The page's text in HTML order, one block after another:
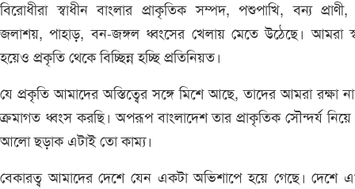
বিরোধীরা স্বাধীন বাংলার প্রাকৃতিক সম্পদ, পশুপাখি, বন্য
জলাশয়, পাহাড়, বন-জঙ্গল ধ্বংসের খেলায় মেতে উঠেছে। আমরা
হয়েও প্রকৃতি থেকে বিচ্ছিন্ন হচ্ছি প্রতিনিয়ত।
যে প্রকৃতি আমাদের অস্তিত্বের সঙ্গে মিশে আছে, তাদের আমরা রক্ষা
ক্রমাগত ধ্বংস করছি। অপরূপ বাংলাদেশ তার প্রাকৃতিক সৌন্দর্য নিয়ে
আলো ছড়াক এটাই তো কাম্য।
বেকারত্ব আমাদের দেশে যেন একটা অভিশাপে হয়ে গেছে। দেশে